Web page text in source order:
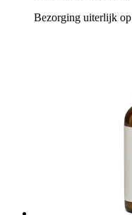
Bezorging uiterlijk op